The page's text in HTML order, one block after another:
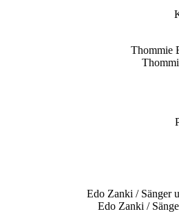
Edo Zanki /